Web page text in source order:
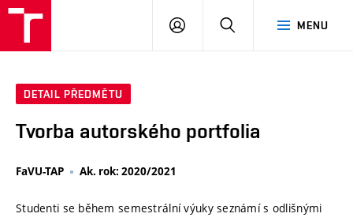
MENU
PŘIHLÁSIT
DETAIL PŘEDMĚTU
Tvorba autorského portfolia
FaVU-TAP Ak. rok: 2020/2021
Studenti se během semestrální výuky seznámí s odlišnými